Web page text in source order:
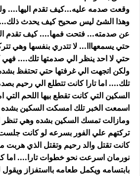
وقعت صدمه عليه...كيف تقدم اليها....
وهذا الشئ ليس صحيح كيف يحدث ذلك....
عن صدمته... فتحت فمها.... كيف تقدم
حتي يسمعهااا... لا تتدري بنفسها وهي
حتي لا احد ينظر الي صدمتها تلك....
ولكن اتجهت الي غرفتها حتي تحتفظ
تلك.... اما تارا كانت تتطلع الي رحيم
السكين التي كانت تقطع بيها اللحم التي
اسمعت الخبر تلك امسكت السكين بشده
ومازالت تمسك السكين بشده وهي تنظر
تركتهم علي الفور بسرعه لو كانت
كانت تقتل والد رحيم وتقتل الذي هربت
نورمان اسرعت نحو خطوات تارا.... اما
بابتسامه ويكمل طعامه بااستفزاز